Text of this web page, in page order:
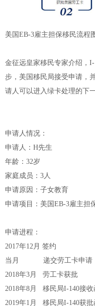
美国EB-3雇主担保移民流程
金征远皇家移民专家介绍，
步，美国移民局接受申请，
请人可以进入绿卡处理的下
申请人情况：
申请人：H先生
年龄：32岁
家庭成员：3人
申请原因：子女教育
申请项目：美国EB-3雇主担
申请进程：
2017年12月 签约
当月 递交劳工卡申请
2018年3月 劳工卡获批
2018年8月 移民局I-140接收
2019年1月 移民局I-140获批